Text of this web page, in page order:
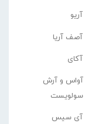
آریو
آصف آریا
آکای
آواس و آرش
سولویست
آی سیس